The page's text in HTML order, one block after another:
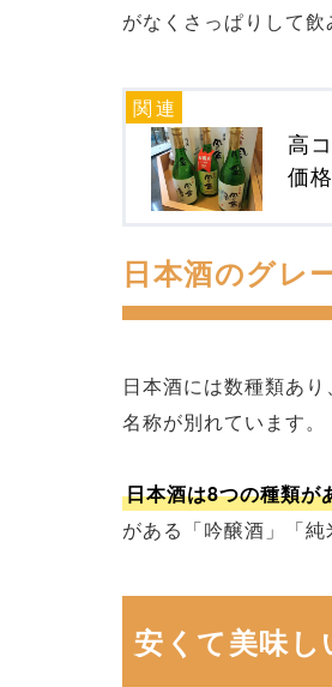
がなくさっぱりして飲
高
価
日本酒のグレ
日本酒には数種類あ
名称が別れています。
日本酒は8つの種類が
がある「吟醸酒」「
安くて美味